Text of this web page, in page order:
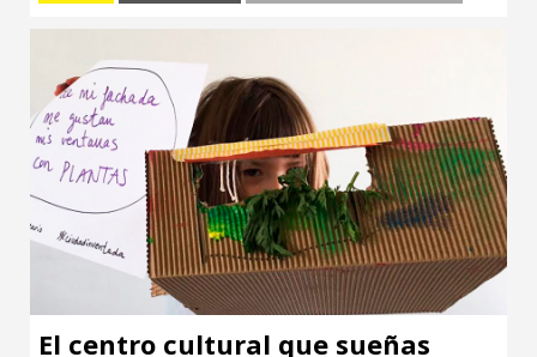
El centro cultural que sueñas